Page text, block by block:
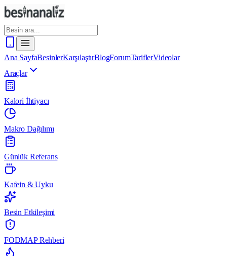
Ana SayfaBesinlerKarşılaştırBlogForumTariflerVideolar
Araçlar
Kalori İhtiyacı
Makro Dağılımı
Günlük Referans
Kafein & Uyku
Besin Etkileşimi
FODMAP Rehberi